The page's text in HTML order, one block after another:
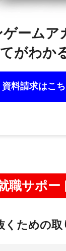
ームア
がわか
資料請求はこ
職サポー
くための取